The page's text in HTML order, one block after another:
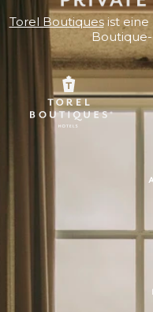
Torel Boutiquesist eine